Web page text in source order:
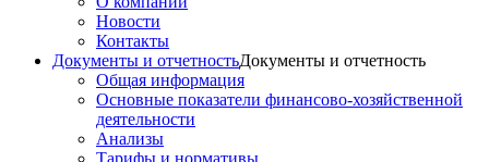
Новости
Контакты
Документы и отчетностьДокументы и отчетность
Общая информация
Основные показатели финансово-хозяйственной
деятельности
Анализы
Тарифы и нормативы